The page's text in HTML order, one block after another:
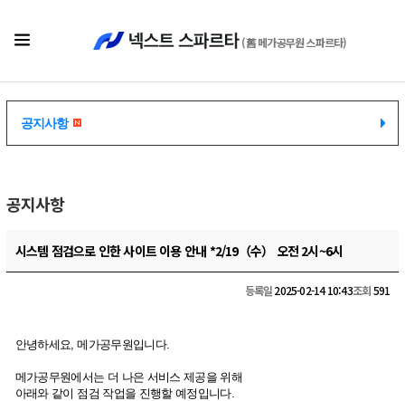
(舊 메가공무원 스파르타)
공지사항
공지사항
공지사항
시스템 점검으로 인한 사이트 이용 안내 *2/19（수） 오전 2시~6시
등록일2025-02-14 10:43조회591
안녕하세요,메가공무원입니다.
메가공무원에서는 더 나은 서비스 제공을 위해
아래와 같이 점검 작업을 진행할 예정입니다.